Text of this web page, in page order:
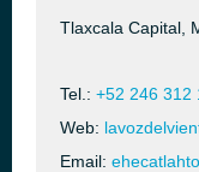
Tlaxcala Capital,
Tel.: +52 246 312
Web:
Email: